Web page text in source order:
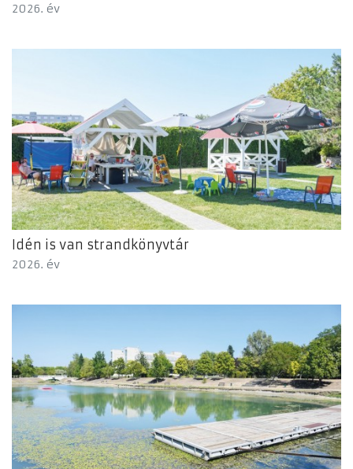
2026. év
Idén is van strandkönyvtár
2026. év